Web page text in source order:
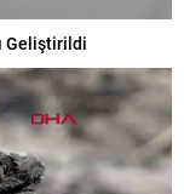
Geliştirildi